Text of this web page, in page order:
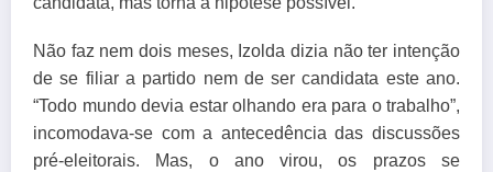
Não faz nem dois meses, Izolda dizia não ter intenção
de se filiar a partido nem de ser candidata este ano.
“Todo mundo devia estar olhando era para o trabalho”,
incomodava-se com a antecedência das discussões
pré-eleitorais. Mas, o ano virou, os prazos se